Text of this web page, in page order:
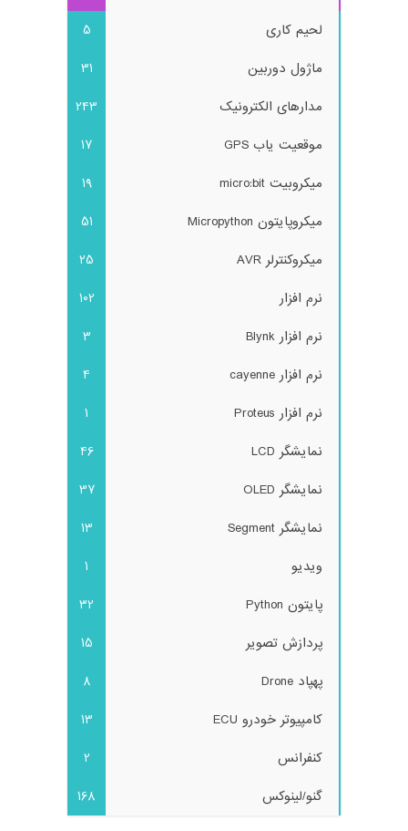
لحیم کاری
5
ماژول دوربین
31
مدارهای الکترونیک
243
موقعیت یاب GPS
17
میکروبیت micro:bit
19
میکروپایتون Micropython
51
میکروکنترلر AVR
25
نرم افزار
102
نرم افزار Blynk
3
نرم افزار cayenne
4
نرم افزار Proteus
1
نمایشگر LCD
46
نمایشگر OLED
37
نمایشگر Segment
13
ویدیو
1
پایتون Python
32
پردازش تصویر
15
پهپاد Drone
8
کامپیوتر خودرو ECU
13
کنفرانس
2
گنو/لینوکس
168